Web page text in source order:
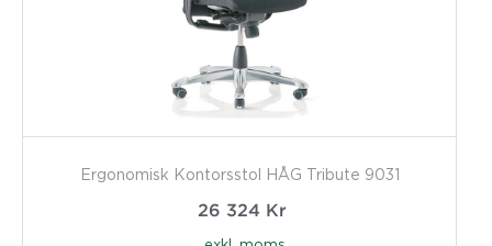
Ergonomisk Kontorsstol HÅG Tribute 9031
26 324 Kr